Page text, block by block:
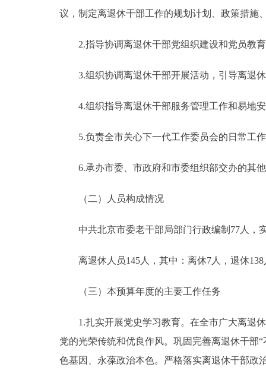
议，制定离退休干部工作的规划计划、政策措施
2.指导协调离退休干部党组织建设和党员教育
3.组织协调离退休干部开展活动，引导离退休
4.组织指导离退休干部服务管理工作和易地安
5.负责全市关心下一代工作委员会的日常工
6.承办市委、市政府和市委组织部交办的其
（二）人员构成情况
中共北京市委老干部局部门行政编制77人，
离退休人员145人，其中：离休7人，退休138
（三）本预算年度的主要工作任务
1.扎实开展党史学习教育。在全市广大离退休
党的光荣传统和优良作风。巩固完善离退休干部
色基因、永葆政治本色。严格落实离退休干部政